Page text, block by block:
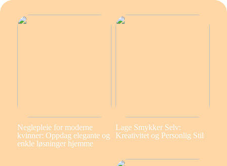
Neglepleie for moderne
kvinner: Oppdag elegante og
enkle løsninger hjemme
Lage Smykker Selv:
Kreativitet og Personlig Stil